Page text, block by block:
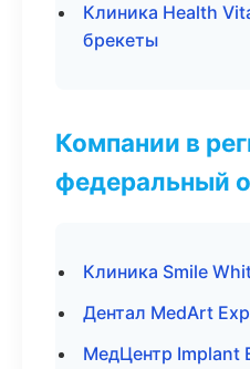
Клиника Health
брекеты
Компании в
федеральный
Клиника Smile
Дентал MedArt
МедЦентр Implant